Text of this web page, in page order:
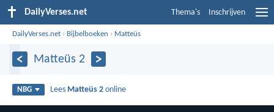
DailyVerses.net Thema's Inschrijven
DailyVerses.net › Bijbelboeken › Matteüs
Matteüs 2
NBG Lees Matteüs 2 online